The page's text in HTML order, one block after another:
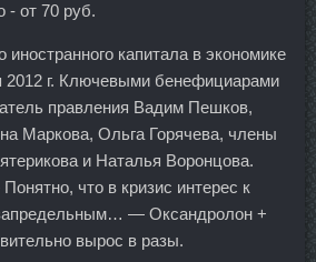
- от 70 руб.
капитала в экономике
2012 г. Ключевыми бенефициарами
правления Вадим Пешков,
Маркова, Ольга Горячева, члены
и Наталья Воронцова.
что в кризис интерес к
— Оксандролон +
вырос в разы.